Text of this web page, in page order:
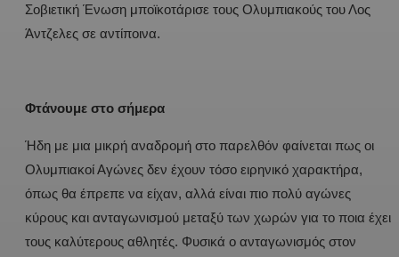
Σοβιετική Ένωση μποϊκοτάρισε τους Ολυμπιακούς του Λος
Άντζελες σε αντίποινα.
Φτάνουμε στο σήμερα
Ήδη με μια μικρή αναδρομή στο παρελθόν φαίνεται πως οι
Ολυμπιακοί Αγώνες δεν έχουν τόσο ειρηνικό χαρακτήρα,
όπως θα έπρεπε να είχαν, αλλά είναι πιο πολύ αγώνες
κύρους και ανταγωνισμού μεταξύ των χωρών για το ποια έχει
τους καλύτερους αθλητές. Φυσικά ο ανταγωνισμός στον